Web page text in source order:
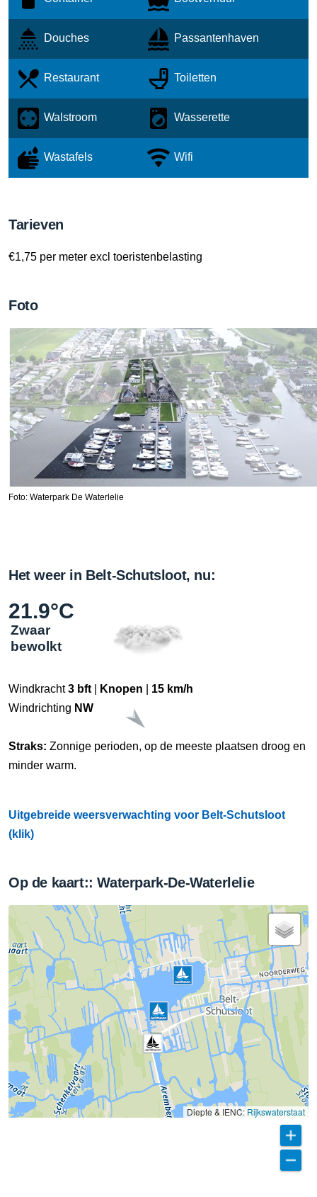
Douches Passantenhaven
Restaurant Toiletten
Walstroom Wasserette
Wastafels Wifi
Tarieven
€1,75 per meter excl toeristenbelasting
Foto
Foto: Waterpark De Waterlelie
Het weer in Belt-Schutsloot, nu:
21.9°C
Zwaar
bewolkt
Windkracht3 bft Knopen
15 km/h
Windrichting NW
Straks: Zonnige perioden, op de meeste plaatsen droog en
minder warm.
Uitgebreide weersverwachting voor Belt-Schutsloot
(klik)
Op de kaart:: Waterpark-De-Waterlelie
Diepte & IENC: Rijkswaterstaat